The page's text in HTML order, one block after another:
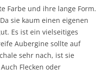
Farbe und ihre lange Form.
sie kaum einen eigenen
Es ist ein vielseitiges
Aubergine sollte auf
sehr nach, ist sie
Flecken oder